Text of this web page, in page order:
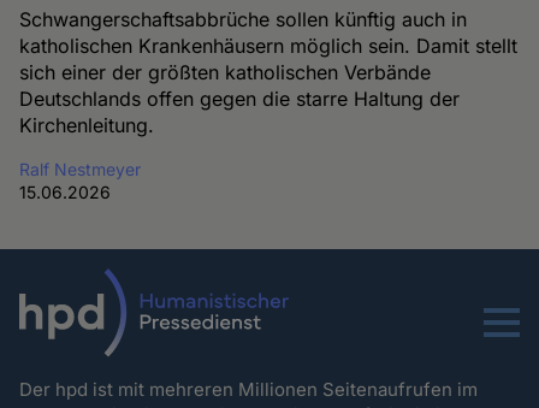
Schwangerschaftsabbrüche sollen künftig auch in
katholischen Krankenhäusern möglich sein. Damit stellt
sich einer der größten katholischen Verbände
Deutschlands offen gegen die starre Haltung der
Kirchenleitung.
Ralf Nestmeyer
15.06.2026
Menu
Der hpd ist mit mehreren Millionen Seitenaufrufen im